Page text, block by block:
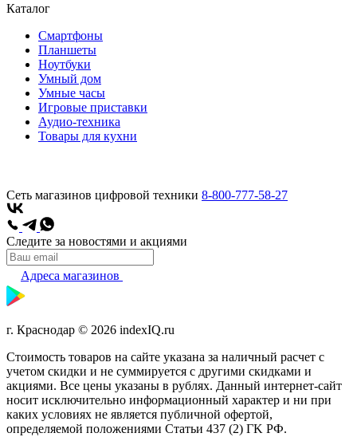
Каталог
Смартфоны
Планшеты
Ноутбуки
Умный дом
Умные часы
Игровые приставки
Аудио-техника
Товары для кухни
Сеть магазинов цифровой техники 8-800-777-58-27
Следите за новостями и акциями
Адреса магазинов
г. Краснодар © 2026 indexIQ.ru
Стоимость товаров на сайте указана за наличный расчет с
учетом скидки и не суммируется с другими скидками и
акциями. Все цены указаны в рублях. Данный интернет-сайт
носит исключительно информационный характер и ни при
каких условиях не является публичной офертой,
определяемой положениями Статьи 437 (2) ГK РФ.